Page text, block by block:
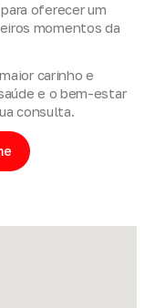
oferecer um
momentos da
carinho e
e o bem-estar
consulta.